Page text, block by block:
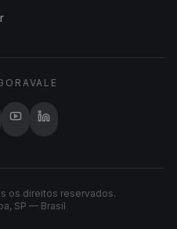
os direitos reservados.
SP — Brasil